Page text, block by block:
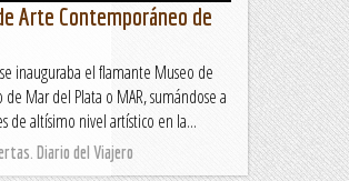
Arte Contemporáneo de
inauguraba el flamante Museo de
Mar del Plata o MAR, sumándose a
de altísimo nivel artístico en la...
Diario del Viajero